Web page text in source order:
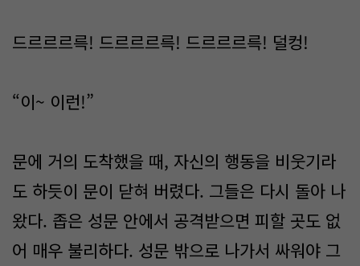
드르르르륵! 드르르르륵! 드르르르륵! 덜컹!
“이~ 이런!”
문에 거의 도착했을 때, 자신의 행동을 비웃기라
도 하듯이 문이 닫혀 버렸다. 그들은 다시 돌아 나
왔다. 좁은 성문 안에서 공격받으면 피할 곳도 없
어 매우 불리하다. 성문 밖으로 나가서 싸워야 그